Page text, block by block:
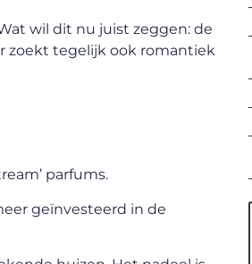
wil dit nu juist zeggen: de
zoekt tegelijk ook romantiek
parfums.
geïnvesteerd in de